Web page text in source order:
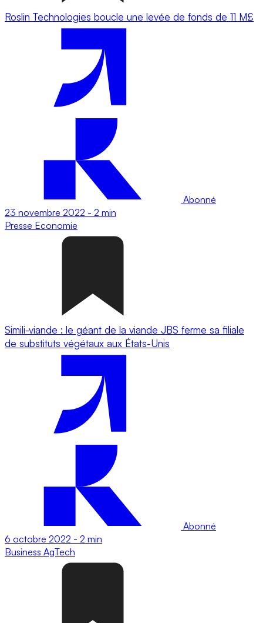
Roslin Technologies boucle une levée de fonds de 11 M£
Abonné
23 novembre 2022 - 2 min
Presse Economie
Simili-viande : le géant de la viande JBS ferme sa filiale
de substituts végétaux aux États-Unis
Abonné
6 octobre 2022 - 2 min
Business AgTech